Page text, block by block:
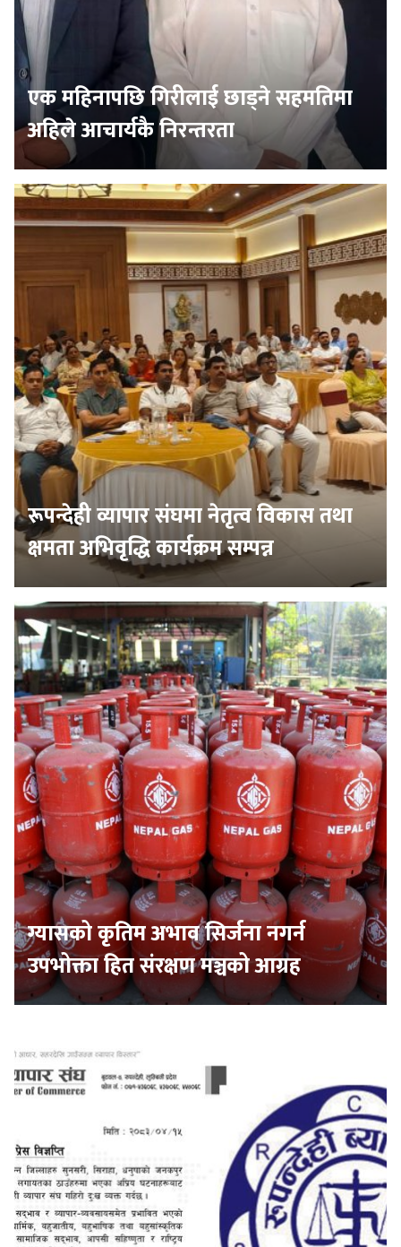
एक महिनापछि गिरीलाई छाड्ने सहमतिमा
अहिले आचार्यकै निरन्तरता
रूपन्देही व्यापार संघमा नेतृत्व विकास तथा
क्षमता अभिवृद्धि कार्यक्रम सम्पन्न
ग्यासको कृतिम अभाव सिर्जना नगर्न
उपभोक्ता हित संरक्षण मञ्चको आग्रह